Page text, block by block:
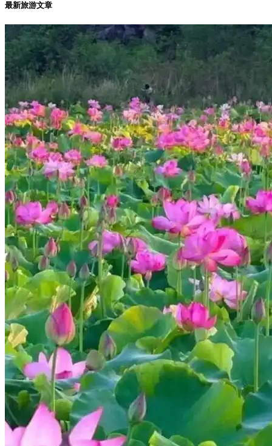
最新旅游文章